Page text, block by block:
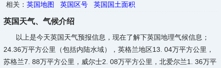
相关： 英国地图 英国区号 英国国土面积
英国天气、气候介绍
以上是今天英国天气预报信息，现在了解下英国地理气候信息；
24.36万平方公里（包括内陆水域），英格兰地区13. 04万平方公里，
苏格兰7. 88万平方公里，威尔士2. 08万平方公里，北爱尔兰1. 36万平